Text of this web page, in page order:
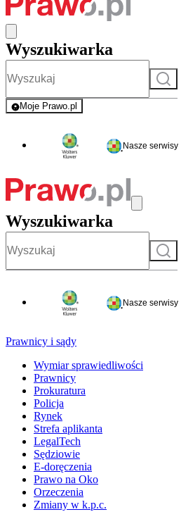
Wyszukiwarka
Szukaj
Moje Prawo.pl
- rejestracja i logowanie do serwisu
Nasze serwisy
Wyszukiwarka
Szukaj
Nasze serwisy
Prawnicy i sądy
Wymiar sprawiedliwości
Prawnicy
Prokuratura
Policja
Rynek
Strefa aplikanta
LegalTech
Sędziowie
E-doręczenia
Prawo na Oko
Orzeczenia
Zmiany w k.p.c.